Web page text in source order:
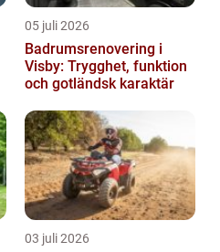
05 juli 2026
Badrumsrenovering i
Visby: Trygghet, funktion
och gotländsk karaktär
03 juli 2026